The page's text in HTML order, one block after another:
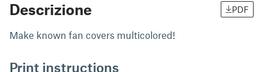
Descrizione PDF
Make known fan covers multicolored!
Print instructions